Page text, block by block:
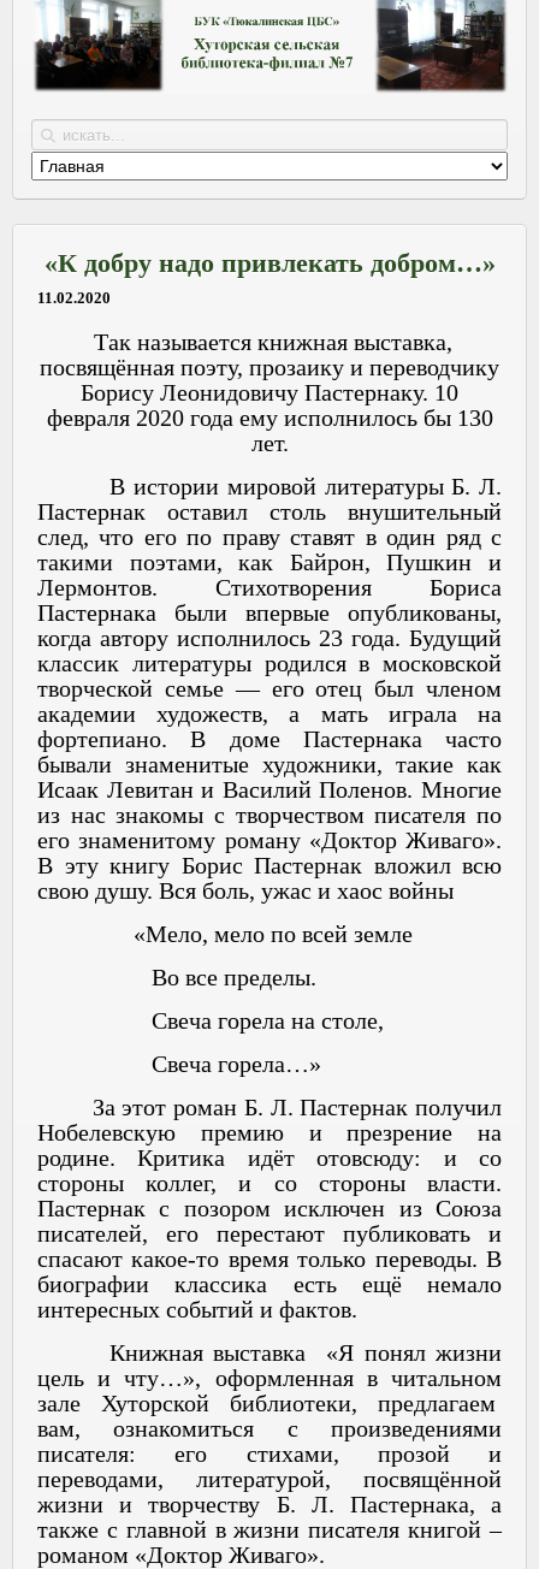
«К добру надо привлекать добром…»
11.02.2020
Так называется книжная выставка,
посвящённая поэту, прозаику и переводчику
Борису Леонидовичу Пастернаку. 10
февраля 2020 года ему исполнилось бы 130
лет.
В истории мировой литературы Б. Л.
Пастернак оставил столь внушительный
след, что его по праву ставят в один ряд с
такими поэтами, как Байрон, Пушкин и
Лермонтов. Стихотворения Бориса
Пастернака были впервые опубликованы,
когда автору исполнилось 23 года. Будущий
классик литературы родился в московской
творческой семье — его отец был членом
академии художеств, а мать играла на
фортепиано. В доме Пастернака часто
бывали знаменитые художники, такие как
Исаак Левитан и Василий Поленов. Многие
из нас знакомы с творчеством писателя по
его знаменитому роману «Доктор Живаго».
В эту книгу Борис Пастернак вложил всю
свою душу. Вся боль, ужас и хаос войны
«Мело, мело по всей земле
Во все пределы.
Свеча горела на столе,
Свеча горела…»
За этот роман Б. Л. Пастернак получил
Нобелевскую премию и презрение на
родине. Критика идёт отовсюду: и со
стороны коллег, и со стороны власти.
Пастернак с позором исключен из Союза
писателей, его перестают публиковать и
спасают какое-то время только переводы. В
биографии классика есть ещё немало
интересных событий и фактов.
Книжная выставка «Я понял жизни
цель и чту…», оформленная в читальном
зале Хуторской библиотеки, предлагаем
вам, ознакомиться с произведениями
писателя: его стихами, прозой и
переводами, литературой, посвящённой
жизни и творчеству Б. Л. Пастернака, а
также с главной в жизни писателя книгой –
романом «Доктор Живаго».